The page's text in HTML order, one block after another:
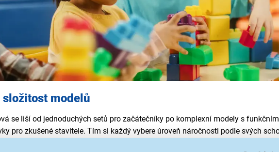
modelů
se liší od jednoduchých setů pro začátečníky po komplexní modely s
pro zkušené stavitele. Tím si každý vybere úroveň náročnosti podle svých